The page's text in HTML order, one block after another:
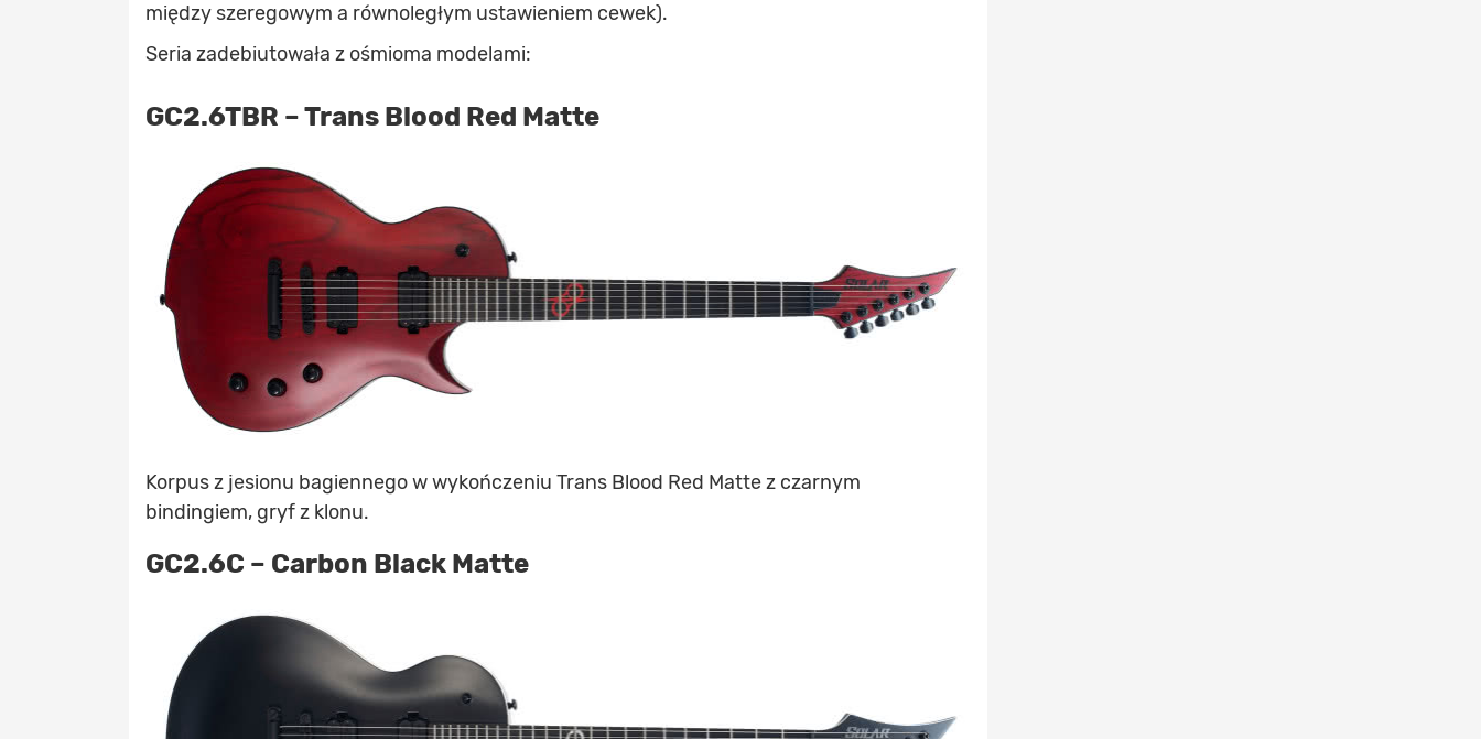
między szeregowym a równoległym ustawieniem cewek).
Seria zadebiutowała z ośmioma modelami:
GC2.6TBR – Trans Blood Red Matte
Korpus z jesionu bagiennego w wykończeniu Trans Blood Red Matte z czarnym
bindingiem, gryf z klonu.
GC2.6C – Carbon Black Matte